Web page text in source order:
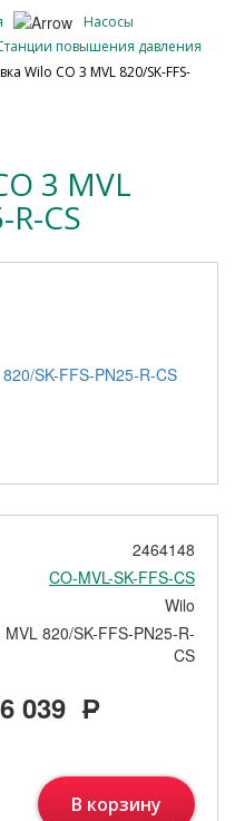
Насосы
повышения давления
Wilo CO 3 MVL 820/SK-FFS-
3 MVL
CS
2464148
CO-MVL-SK-FFS-CS
Wilo
MVL 820/SK-FFS-PN25-R-
CS
039 Р
В корзину